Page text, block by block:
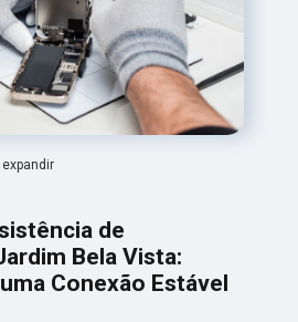
de
Bela Vista:
Conexão Estável